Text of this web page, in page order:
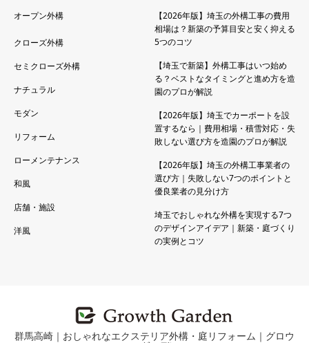
オープン外構
クローズ外構
セミクローズ外構
ナチュラル
モダン
リフォーム
ローメンテナンス
和風
店舗・施設
洋風
【2026年版】埼玉の外構工事の費用
相場は？新築の予算目安と安く抑える
5つのコツ
【埼玉で新築】外構工事はいつ始め
る？ベストなタイミングと進め方を造
園のプロが解説
【2026年版】埼玉でカーポートを設
置するなら｜費用相場・積雪対応・失
敗しない選び方を造園のプロが解説
【2026年版】埼玉の外構工事業者の
選び方｜失敗しない7つのポイントと
優良業者の見分け方
埼玉でおしゃれな外構を実現する7つ
のデザインアイデア｜新築・庭づくり
の実例とコツ
群馬高崎｜おしゃれなエクステリア外構・庭リフォーム｜グロウ